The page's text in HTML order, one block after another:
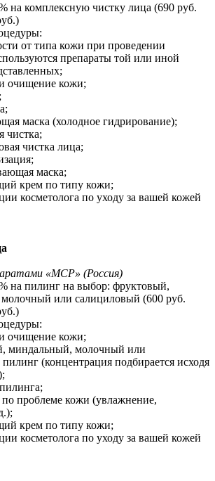
на комплексную чистку лица (690 руб.
от типа кожи при проведении
препараты той или иной
очищение кожи;
маска (холодное гидрирование);
чистка;
чистка лица;
маска;
крем по типу кожи;
косметолога по уходу за вашей кожей
«MCP» (Россия)
на пилинг на выбор: фруктовый,
или салициловый (600 руб.
очищение кожи;
миндальный, молочный или
(концентрация подбирается исходя
проблеме кожи (увлажнение,
крем по типу кожи;
косметолога по уходу за вашей кожей